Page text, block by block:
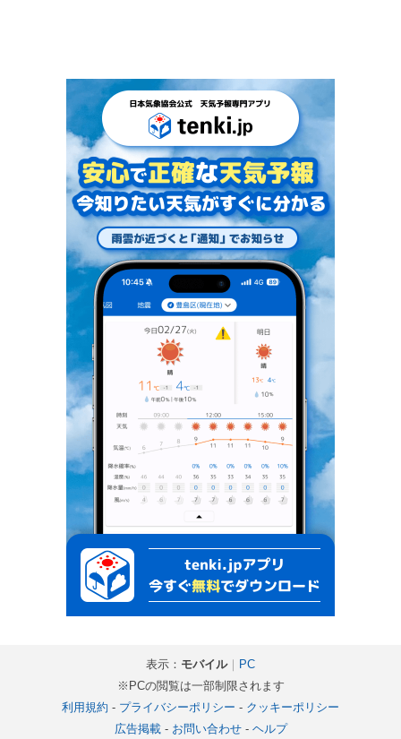
表示： モバイル｜ PC
※PCの閲覧は一部制限されます
利用規約 - プライバシーポリシー - クッキーポリシー
広告掲載- お問い合わせ- ヘルプ